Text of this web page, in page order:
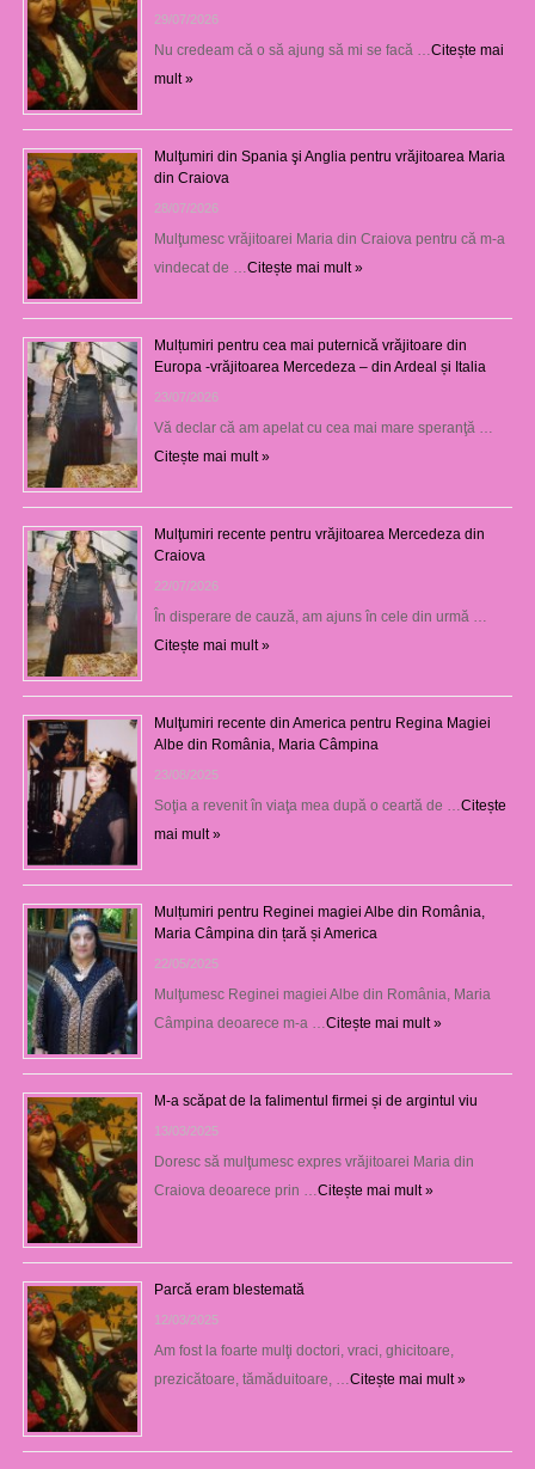
29/07/2026
Nu credeam că o să ajung să mi se facă …Citește mai
mult »
Mulţumiri din Spania şi Anglia pentru vrăjitoarea Maria
din Craiova
28/07/2026
Mulţumesc vrăjitoarei Maria din Craiova pentru că m-a
vindecat de …Citește mai mult »
Mulțumiri pentru cea mai puternică vrăjitoare din
Europa -vrăjitoarea Mercedeza – din Ardeal și Italia
23/07/2026
Vă declar că am apelat cu cea mai mare speranţă …
Citește mai mult »
Mulţumiri recente pentru vrăjitoarea Mercedeza din
Craiova
22/07/2026
În disperare de cauză, am ajuns în cele din urmă …
Citește mai mult »
Mulţumiri recente din America pentru Regina Magiei
Albe din România, Maria Câmpina
23/08/2025
Soţia a revenit în viaţa mea după o ceartă de …Citește
mai mult »
Mulțumiri pentru Reginei magiei Albe din România,
Maria Câmpina din țară și America
22/05/2025
Mulţumesc Reginei magiei Albe din România, Maria
Câmpina deoarece m-a …Citește mai mult »
M-a scăpat de la falimentul firmei și de argintul viu
13/03/2025
Doresc să mulţumesc expres vrăjitoarei Maria din
Craiova deoarece prin …Citește mai mult »
Parcă eram blestemată
12/03/2025
Am fost la foarte mulţi doctori, vraci, ghicitoare,
prezicătoare, tămăduitoare, …Citește mai mult »